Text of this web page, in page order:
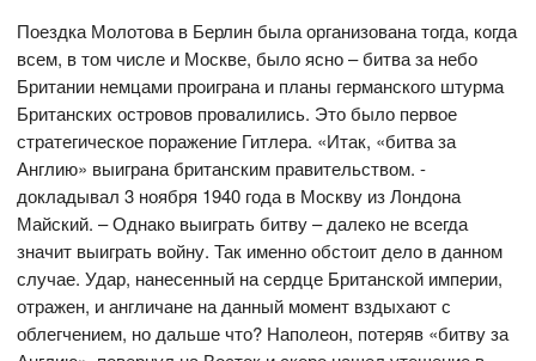
Поездка Молотова в Берлин была организована тогда, когда
всем, в том числе и Москве, было ясно – битва за небо
Британии немцами проиграна и планы германского штурма
Британских островов провалились. Это было первое
стратегическое поражение Гитлера. «Итак, «битва за
Англию» выиграна британским правительством. -
докладывал 3 ноября 1940 года в Москву из Лондона
Майский. – Однако выиграть битву – далеко не всегда
значит выиграть войну. Так именно обстоит дело в данном
случае. Удар, нанесенный на сердце Британской империи,
отражен, и англичане на данный момент вздыхают с
облегчением, но дальше что? Наполеон, потеряв «битву за